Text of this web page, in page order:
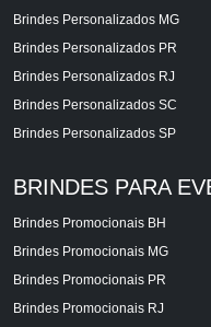
Brindes Personalizados MG
Brindes Personalizados PR
Brindes Personalizados RJ
Brindes Personalizados SC
Brindes Personalizados SP
BRINDES PARA
Brindes Promocionais BH
Brindes Promocionais MG
Brindes Promocionais PR
Brindes Promocionais RJ